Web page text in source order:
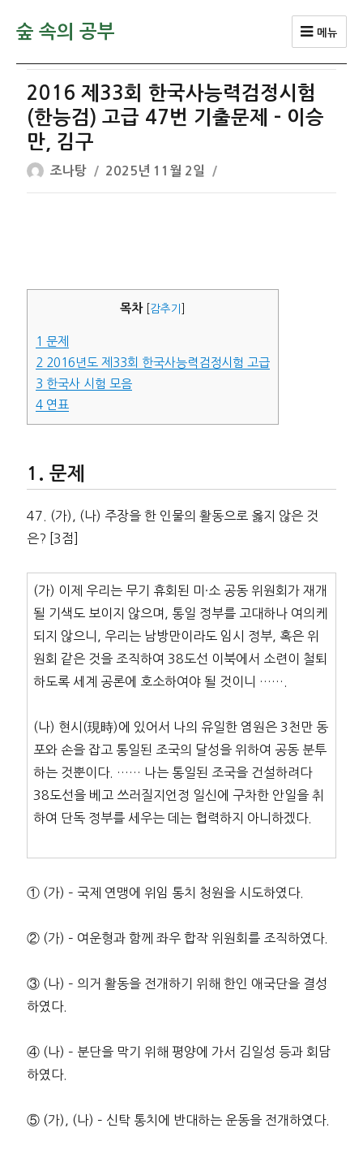
숲 속의 공부 메뉴
2016 제33회 한국사능력검정시험
(한능검) 고급 47번 기출문제 – 이승
만, 김구
글
쓴
조나탕
작
성
2025년 11월 2일
목차 감추기
1 문제
2 2016년도 제33회 한국사능력검정시험 고급
3 한국사 시험 모음
4연표
문제
47. (가), (나) 주장을 한 인물의 활동으로 옳지 않은 것
은? [3점]
(가) 이제 우리는 무기 휴회된 미·소 공동 위원회가 재개
될 기색도 보이지 않으며, 통일 정부를 고대하나 여의케
되지 않으니, 우리는 남방만이라도 임시 정부, 혹은 위
원회 같은 것을 조직하여 38도선 이북에서 소련이 철퇴
하도록 세계 공론에 호소하여야 될 것이니 …….
(나) 현시(現時)에 있어서 나의 유일한 염원은 3천만 동
포와 손을 잡고 통일된 조국의 달성을 위하여 공동 분투
하는 것뿐이다. …… 나는 통일된 조국을 건설하려다
38도선을 베고 쓰러질지언정 일신에 구차한 안일을 취
하여 단독 정부를 세우는 데는 협력하지 아니하겠다.
① (가) – 국제 연맹에 위임 통치 청원을 시도하였다.
② (가) – 여운형과 함께 좌우 합작 위원회를 조직하였다.
③ (나) – 의거 활동을 전개하기 위해 한인 애국단을 결성
하였다.
④ (나) – 분단을 막기 위해 평양에 가서 김일성 등과 회담
하였다.
⑤ (가), (나) – 신탁 통치에 반대하는 운동을 전개하였다.